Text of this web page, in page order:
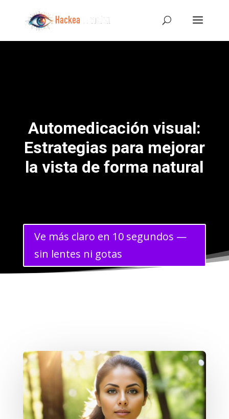
Automedicación visual:
Estrategias para mejorar
la vista de forma natural
Ve más claro en 10 segundos —
sin lentes ni gotas